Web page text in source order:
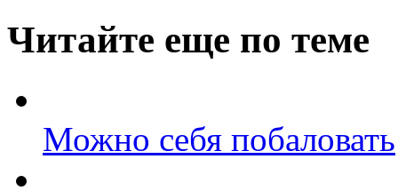
Читайте еще по теме
Можно себя побаловать